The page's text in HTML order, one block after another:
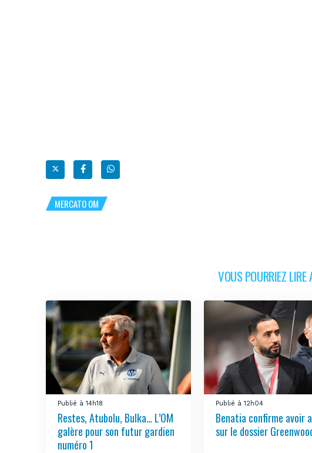
MERCATO OM
VOUS POURRIEZ LIRE
Publié à 14h18
Restes, Atubolu, Bulka… L’OM
galère pour son futur gardien
numéro 1
Publié à 12h04
Benatia confirme avoir
sur le dossier